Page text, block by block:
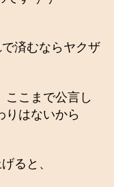
済むならヤクザ
ここまで公言し
りはないから
ると、